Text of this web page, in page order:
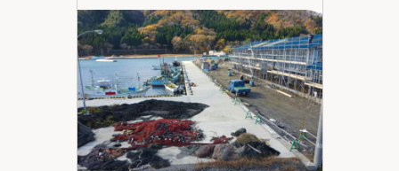
ピックアップコンテンツ
Foreign Laguage